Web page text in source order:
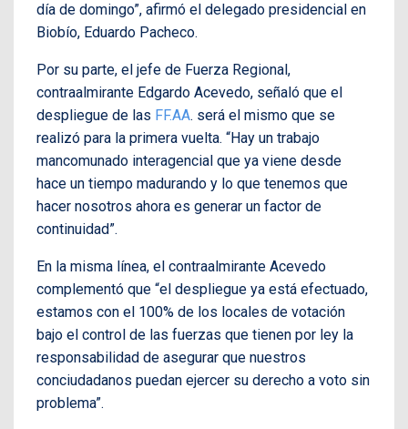
día de domingo”, afirmó el delegado presidencial en
Biobío, Eduardo Pacheco.
Por su parte, el jefe de Fuerza Regional,
contraalmirante Edgardo Acevedo, señaló que el
despliegue de las FF.AA. será el mismo que se
realizó para la primera vuelta. “Hay un trabajo
mancomunado interagencial que ya viene desde
hace un tiempo madurando y lo que tenemos que
hacer nosotros ahora es generar un factor de
continuidad”.
En la misma línea, el contraalmirante Acevedo
complementó que “el despliegue ya está efectuado,
estamos con el 100% de los locales de votación
bajo el control de las fuerzas que tienen por ley la
responsabilidad de asegurar que nuestros
conciudadanos puedan ejercer su derecho a voto sin
problema”.